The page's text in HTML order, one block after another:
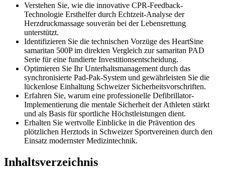
Verstehen Sie, wie die innovative CPR-Feedback-
Technologie Ersthelfer durch Echtzeit-Analyse der
Herzdruckmassage souverän bei der Lebensrettung
unterstützt.
Identifizieren Sie die technischen Vorzüge des HeartSine
samaritan 500P im direkten Vergleich zur samaritan PAD
Serie für eine fundierte Investitionsentscheidung.
Optimieren Sie Ihr Unterhaltsmanagement durch das
synchronisierte Pad-Pak-System und gewährleisten Sie die
lückenlose Einhaltung Schweizer Sicherheitsvorschriften.
Erfahren Sie, warum eine professionelle Defibrillator-
Implementierung die mentale Sicherheit der Athleten stärkt
und als Basis für sportliche Höchstleistungen dient.
Erhalten Sie wertvolle Einblicke in die Prävention des
plötzlichen Herztods in Schweizer Sportvereinen durch den
Einsatz modernster Medizintechnik.
Inhaltsverzeichnis